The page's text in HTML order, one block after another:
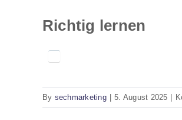
Richtig lernen
By sechmarketing 5. August 2025